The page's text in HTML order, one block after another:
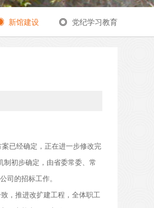
新馆建设 党纪学习教育
已经确定，正在进一步修改完
制初步确定，由省委常委、常
司的招标工作。
，推进改扩建工程，全体职工